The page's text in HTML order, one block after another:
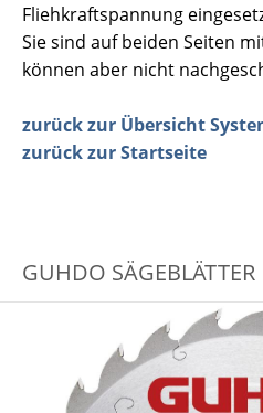
Fliehkraftspannung
Sie sind auf beiden Seiten
können aber nicht
zurück zur Übersicht
zurück zur Startseite
GUHDO SÄGEBLÄTTER